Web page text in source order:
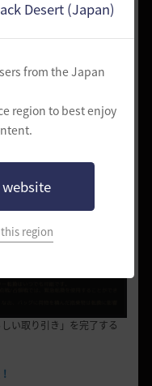
Desert (Japan)
from the Japan
region to best enjoy
website
region
い取り引き」を完了する